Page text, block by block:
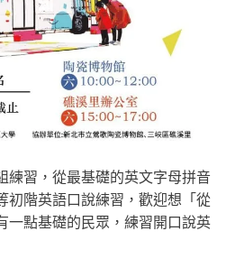
練習，從最基礎的英文字母拼音
初階英語口說練習，歡迎想「從
一點基礎的民眾，練習開口說英